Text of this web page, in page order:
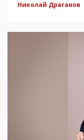
Николай Драганов